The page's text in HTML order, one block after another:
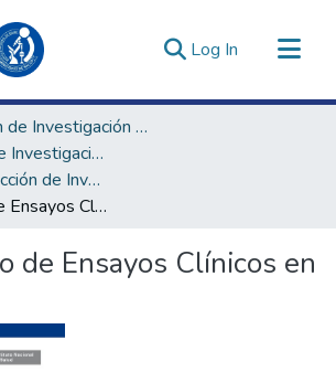
Log In (current)
Dirección de Investigación e Innovación en Salud
Subdirección de Investigación en Salud
Libro - Subdirección de Investigación en Salud
Reglamento de Ensayos Clínicos en el Perú
de Ensayos Clínicos en